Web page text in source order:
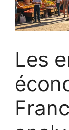
Les